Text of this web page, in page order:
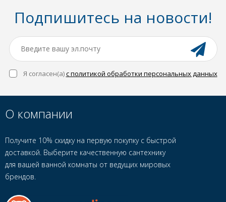
Подпишитесь на новости!
Я согласен(a)с политикой обработки персональных данных
О компании
Получите 10% скидку на первую покупку с быстрой
доставкой. Выберите качественную сантехнику
для вашей ванной комнаты от ведущих мировых
брендов.